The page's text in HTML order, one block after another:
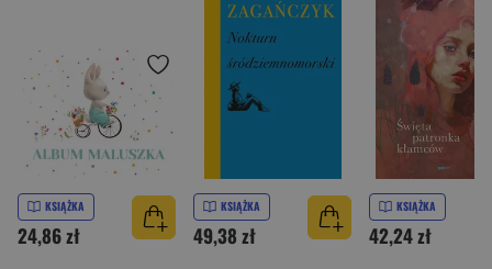
KSIĄŻKA
24,86 zł
KSIĄŻKA
49,38 zł
KSIĄŻKA
42,24 zł